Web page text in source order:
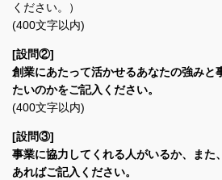
ください。）
(400文字以内)
[設問②]
創業にあたって活かせるあなたの強みと
たいのかをご記入ください。
(400文字以内)
[設問③]
事業に協力してくれる人がいるか、また
あればご記入ください。